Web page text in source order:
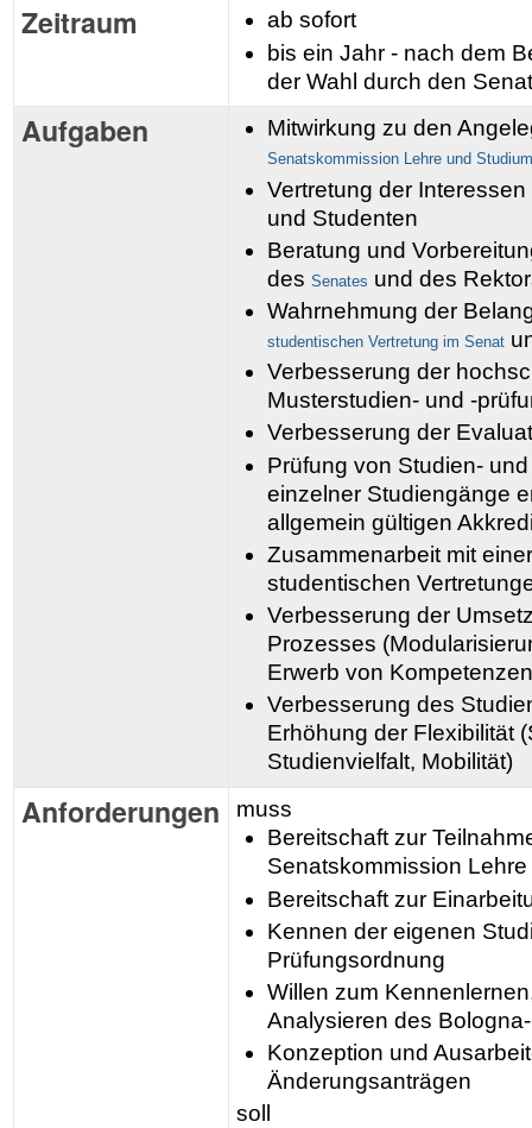
Zeitraum
ab sofort
bis ein Jahr - nach dem
der Wahl durch den Senat
Aufgaben Mitwirkung zu den
Senatskommission Lehre und Studium
Vertretung der
und Studenten
Beratung und
des Senates und des
Wahrnehmung der
studentischen Vertretung im Senat
Verbesserung der
Musterstudien- und -
Verbesserung der
Prüfung von Studien-
einzelner Studiengänge
allgemein gültigen
Zusammenarbeit mit
studentischen
Verbesserung der
Prozesses
Erwerb von
Verbesserung des
Erhöhung der Flexibilität
Studienvielfalt, Mobilität)
Anforderungen
muss
Bereitschaft zur
Senatskommission
Bereitschaft zur
Kennen der eigenen
Prüfungsordnung
Willen zum
Analysieren des
Konzeption und
Änderungsanträgen
soll